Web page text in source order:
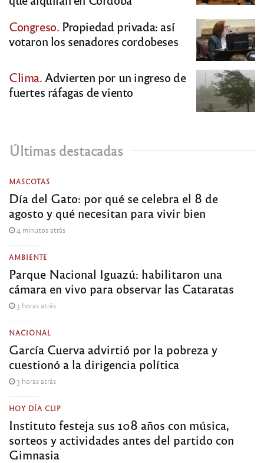
Congreso. Propiedad privada: así
votaron los senadores cordobeses
Clima. Advierten por un ingreso de
fuertes ráfagas de viento
Últimas destacadas
MASCOTAS
Día del Gato: por qué se celebra el 8 de
agosto y qué necesitan para vivir bien
4 minutos atrás
AMBIENTE
Parque Nacional Iguazú: habilitaron una
cámara en vivo para observar las Cataratas
3 horas atrás
NACIONAL
García Cuerva advirtió por la pobreza y
cuestionó a la dirigencia política
3 horas atrás
HOY DÍA CLIP
Instituto festeja sus 108 años con música,
sorteos y actividades antes del partido con
Gimnasia